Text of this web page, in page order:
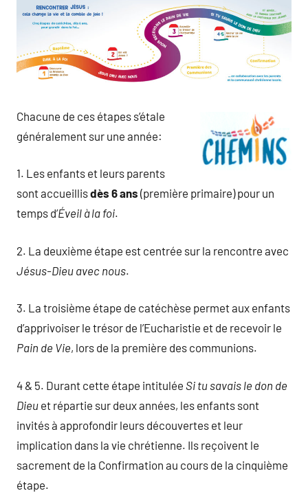
Chacune de ces étapes s’étale
généralement sur une année:
1. Les enfants et leurs parents
sont accueillisdès 6 ans (première primaire) pour un
temps d’Éveil à la foi.
2. La deuxième étape est centrée sur la rencontre avec
Jésus-Dieu avec nous.
3. La troisième étape de catéchèse permet aux enfants
d’apprivoiser le trésor de l’Eucharistie et de recevoir le
Pain de Vie, lors de la première des communions.
4 & 5. Durant cette étape intitulée Si tu savais le don de
Dieu et répartie sur deux années, les enfants sont
invités à approfondir leurs découvertes et leur
implication dans la vie chrétienne. Ils reçoivent le
sacrement de la Confirmation au cours de la cinquième
étape.